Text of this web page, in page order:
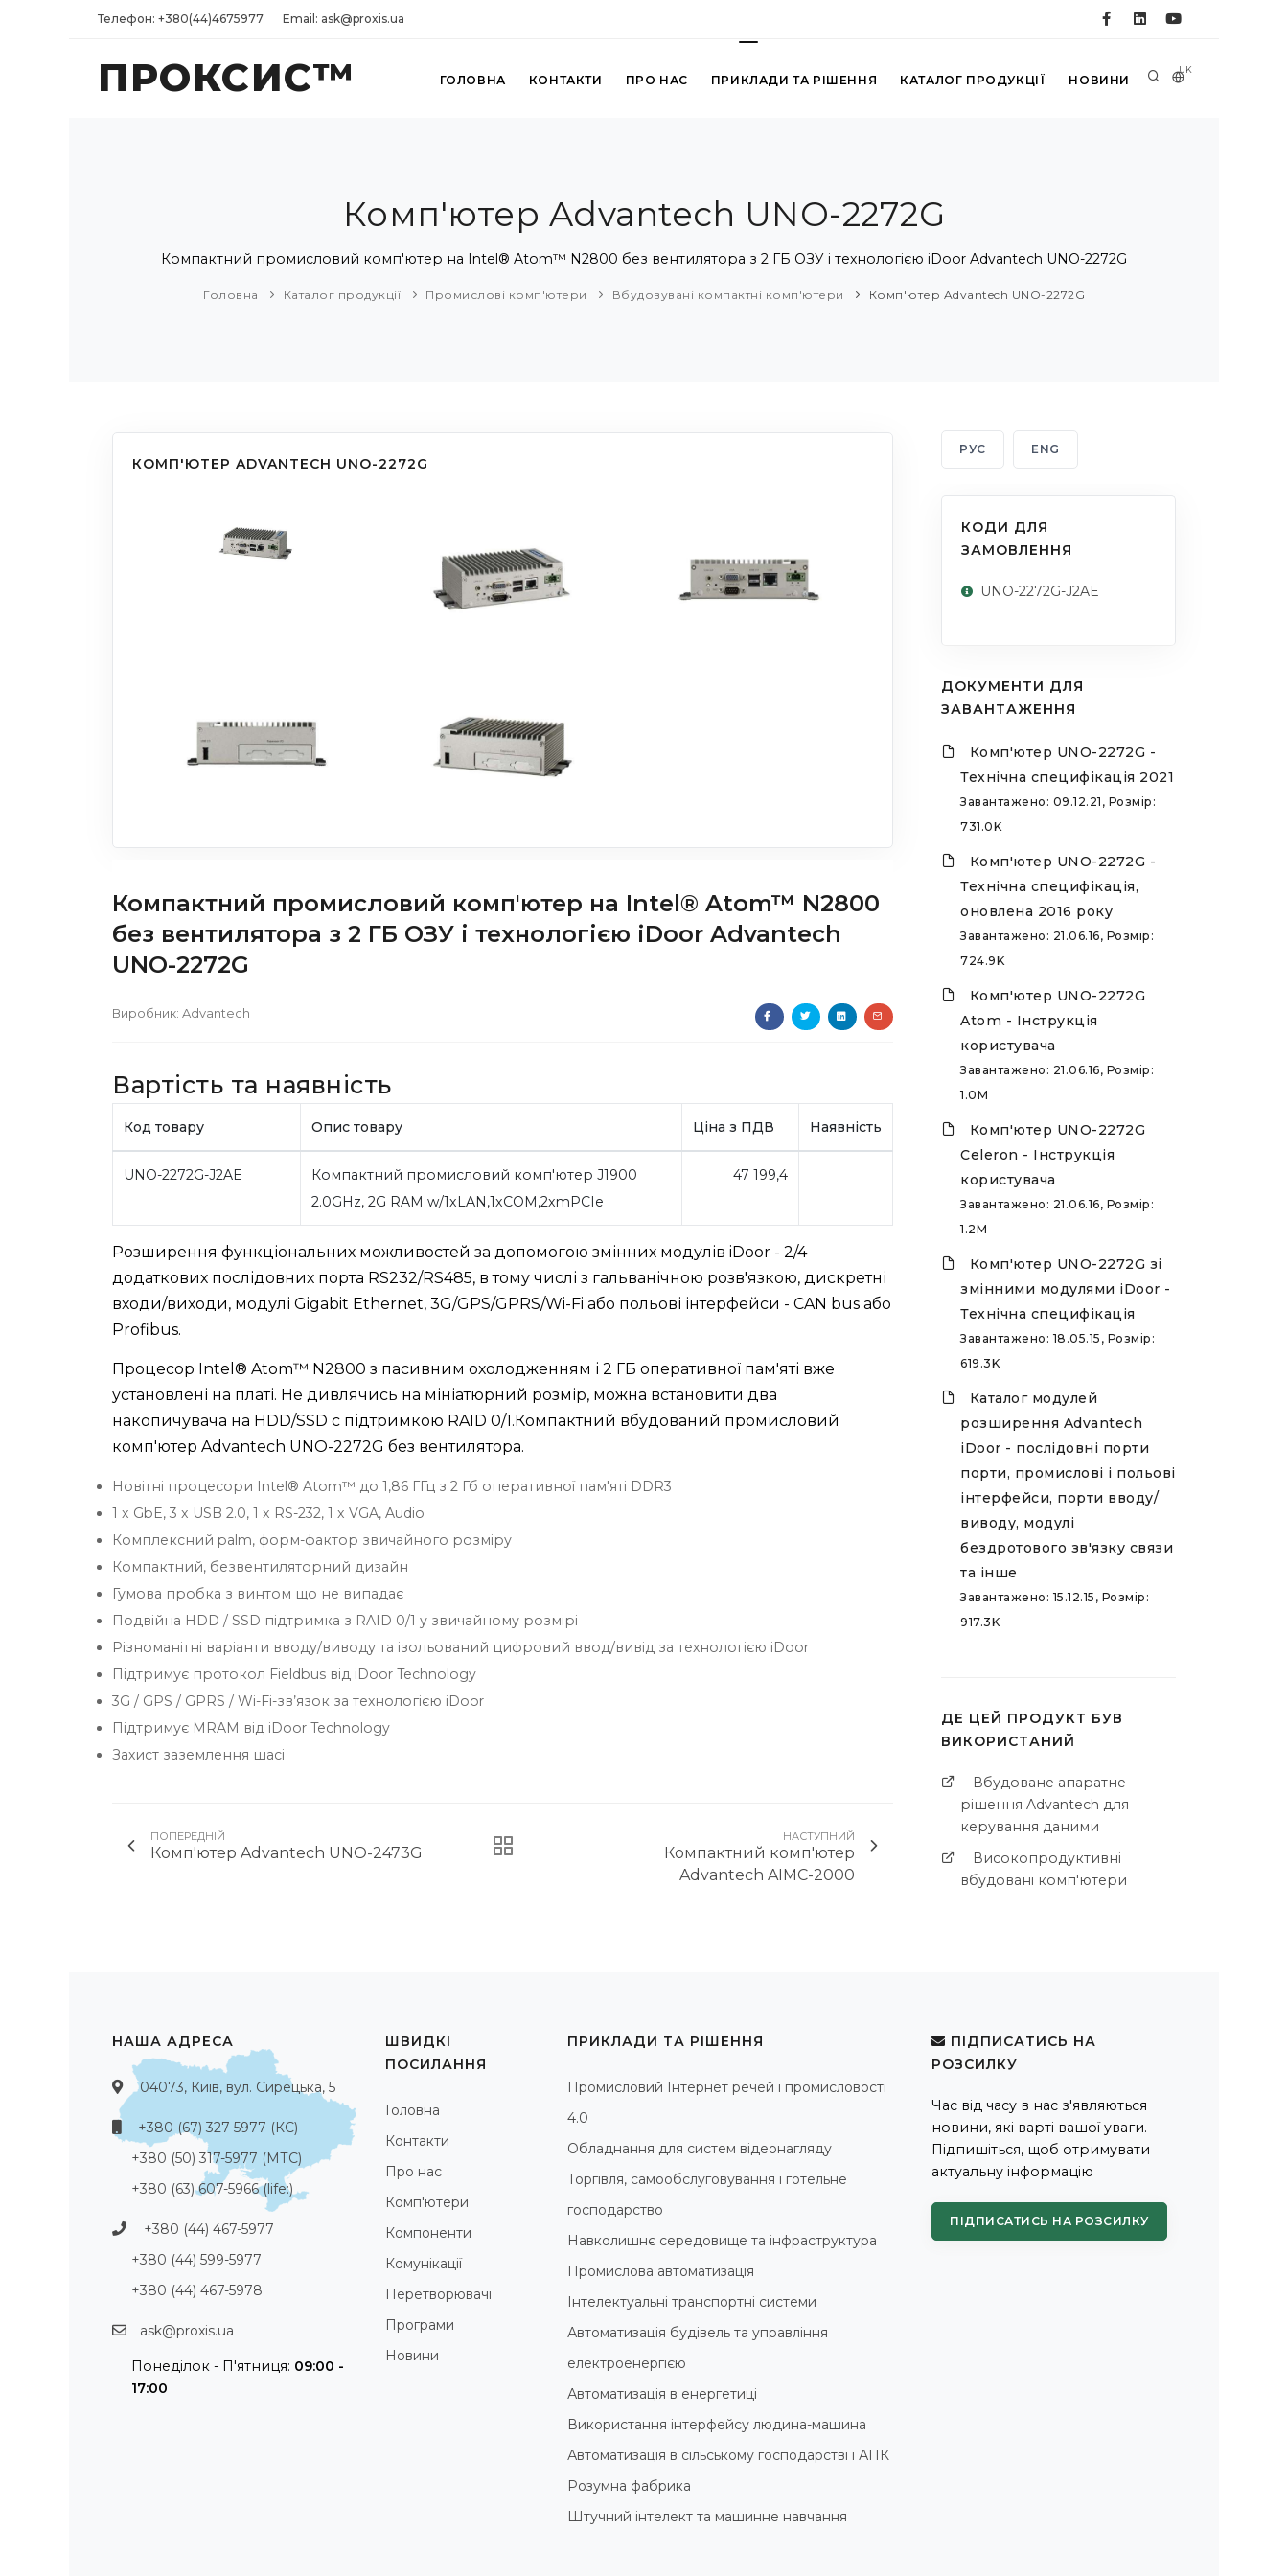
Телефон: +380(44)4675977 Email: ask@proxis.ua
ПРОКСИС™ UK
ГОЛОВНА КОНТАКТИ ПРО НАС ПРИКЛАДИ ТА РІШЕННЯ КАТАЛОГ ПРОДУКЦІЇ НОВИНИ
Комп'ютер Advantech UNO-2272G
Компактний промисловий комп'ютер на Intel® Atom™ N2800 без вентилятора з 2 ГБ ОЗУ і технологією iDoor Advantech UNO-2272G
Головна Каталог продукції Промислові комп'ютери Вбудовувані компактні комп'ютери Комп'ютер Advantech UNO-2272G
КОМП'ЮТЕР ADVANTECH UNO-2272G
Компактний промисловий комп'ютер на Intel® Atom™ N2800
без вентилятора з 2 ГБ ОЗУ і технологією iDoor Advantech
UNO-2272G
Виробник: Advantech
Вартість та наявність
Код товару Опис товару Ціна з ПДВ Наявність
UNO-2272G-J2AE
Компактний промисловий комп'ютер J1900
2.0GHz, 2G RAM w/1xLAN,1xCOM,2xmPCIe
47 199,4
Розширення функціональних можливостей за допомогою змінних модулів iDoor - 2/4
додаткових послідовних порта RS232/RS485, в тому числі з гальванічною розв'язкою, дискретні
входи/виходи, модулі Gigabit Ethernet, 3G/GPS/GPRS/Wi-Fi або польові інтерфейси - CAN bus або
Profibus.
Процесор Intel® Atom™ N2800 з пасивним охолодженням і 2 ГБ оперативної пам'яті вже
установлені на платі. Не дивлячись на мініатюрний розмір, можна встановити два
накопичувача на HDD/SSD с підтримкою RAID 0/1.Компактний вбудований промисловий
комп'ютер Advantech UNO-2272G без вентилятора.
Новітні процесори Intel® Atom™ до 1,86 ГГц з 2 Гб оперативної пам'яті DDR3
1 x GbE, 3 x USB 2.0, 1 x RS-232, 1 x VGA, Audio
Комплексний palm, форм-фактор звичайного розміру
Компактний, безвентиляторний дизайн
Гумова пробка з винтом що не випадає
Подвійна HDD / SSD підтримка з RAID 0/1 у звичайному розмірі
Різноманітні варіанти вводу/виводу та ізольований цифровий ввод/вивід за технологією iDoor
Підтримує протокол Fieldbus від iDoor Technology
3G / GPS / GPRS / Wi-Fi-зв’язок за технологією iDoor
Підтримує MRAM від iDoor Technology
Захист заземлення шасі
ПОПЕРЕДНІЙ
Комп'ютер Advantech UNO-2473G
НАСТУПНИЙ
Компактний комп'ютер
Advantech AIMC-2000
РУС ENG
КОДИ ДЛЯ
ЗАМОВЛЕННЯ
UNO-2272G-J2AE
ДОКУМЕНТИ ДЛЯ
ЗАВАНТАЖЕННЯ
Комп'ютер UNO-2272G -
Технічна специфікація 2021
Завантажено: 09.12.21, Розмір:
731.0K
Комп'ютер UNO-2272G -
Технічна специфікація,
оновлена 2016 року
Завантажено: 21.06.16, Розмір:
724.9K
Комп'ютер UNO-2272G
Atom - Інструкція
користувача
Завантажено: 21.06.16, Розмір:
1.0M
Комп'ютер UNO-2272G
Celeron - Інструкція
користувача
Завантажено: 21.06.16, Розмір:
1.2M
Комп'ютер UNO-2272G зі
змінними модулями iDoor -
Технічна специфікація
Завантажено: 18.05.15, Розмір:
619.3K
Каталог модулей
розширення Advantech
iDoor - послідовні порти
порти, промислові і польові
інтерфейси, порти вводу/
виводу, модулі
бездротового зв'язку связи
та інше
Завантажено: 15.12.15, Розмір:
917.3K
ДЕ ЦЕЙ ПРОДУКТ БУВ
ВИКОРИСТАНИЙ
Вбудоване апаратне
рішення Advantech для
керування даними
Високопродуктивні
вбудовані комп'ютери
НАША АДРЕСА
04073, Київ, вул. Сирецька, 5
+380 (67) 327-5977 (КС)
+380 (50) 317-5977 (МТС)
+380 (63) 607-5966 (life:)
+380 (44) 467-5977
+380 (44) 599-5977
+380 (44) 467-5978
ask@proxis.ua
Понеділок - П'ятниця: 09:00 -
17:00
ШВИДКІ
ПОСИЛАННЯ
Головна
Контакти
Про нас
Комп'ютери
Компоненти
Комунікації
Перетворювачі
Програми
Новини
ПРИКЛАДИ ТА РІШЕННЯ
Промисловий Інтернет речей і промисловості
4.0
Обладнання для систем відеонагляду
Торгівля, самообслуговування і готельне
господарство
Навколишнє середовище та інфраструктура
Промислова автоматизація
Інтелектуальні транспортні системи
Автоматизація будівель та управління
електроенергією
Автоматизація в енергетиці
Використання інтерфейсу людина-машина
Автоматизація в сільському господарстві і АПК
Розумна фабрика
Штучний інтелект та машинне навчання
ПІДПИСАТИСЬ НА
РОЗСИЛКУ
Час від часу в нас з'являються
новини, які варті вашої уваги.
Підпишіться, щоб отримувати
актуальну інформацію
ПІДПИСАТИСЬ НА РОЗСИЛКУ